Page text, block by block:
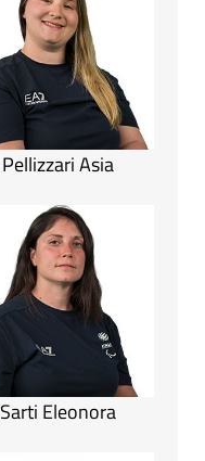
Pellizzari Asia
Sarti Eleonora